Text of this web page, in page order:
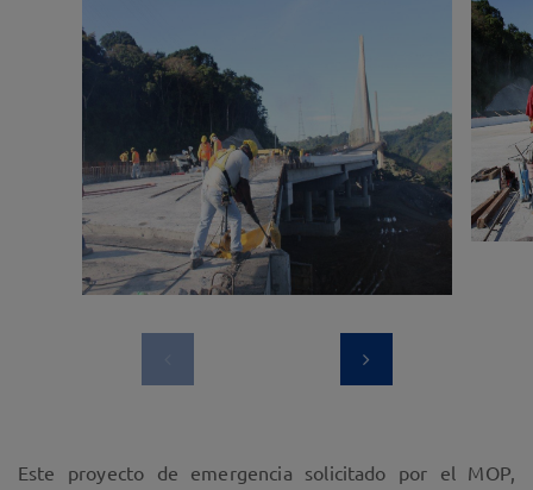
Este proyecto de emergencia solicitado por el MOP,